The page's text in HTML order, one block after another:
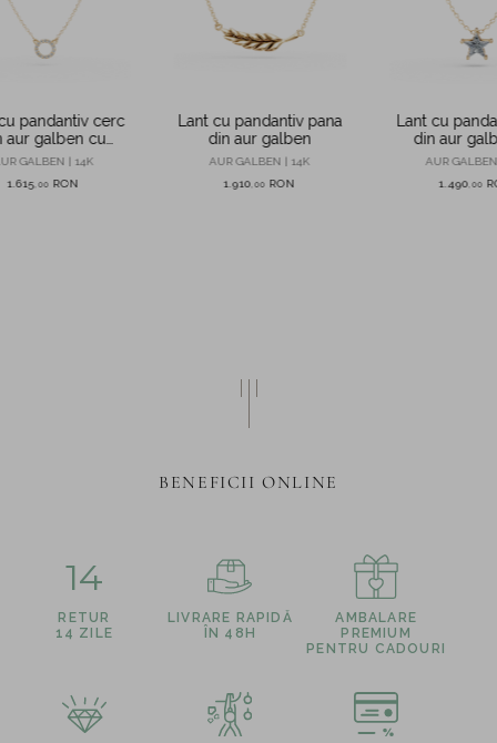
pandantiv cerc
aur galben cu
zirconii
GALBEN | 14K
1.615 ,00 RON
Lant cu pandantiv pana
din aur galben
AUR GALBEN | 14K
1.910 ,00 RON
Lant cu
din aur
AUR
1.490 ,00
BENEFICII ONLINE
14
RETUR
14 ZILE
LIVRARE RAPIDĂ
ÎN 48H
AMBALARE
PREMIUM
PENTRU CADOURI